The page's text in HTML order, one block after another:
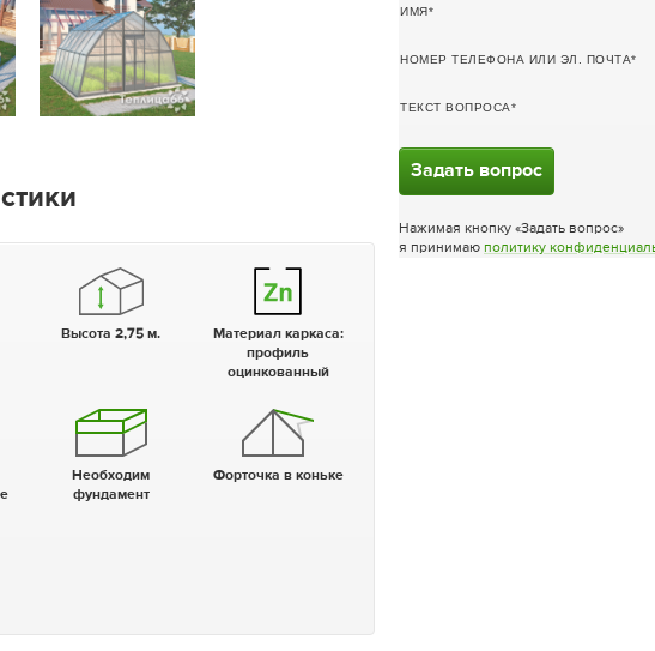
Высота 2,75 м.
Материал каркаса:
профиль
оцинкованный
Необходим
фундамент
Форточка в коньке
ИМЯ
НОМЕР ТЕЛЕФОНА ИЛИ ЭЛ. ПОЧТА
ТЕКСТ ВОПРОСА
Задать вопрос
Нажимая кнопку «Задать вопрос»
я принимаю политику